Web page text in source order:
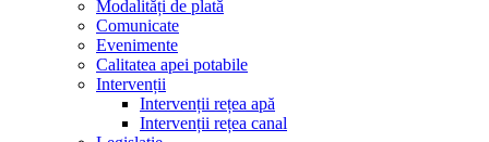
Modalități de plată
Comunicate
Evenimente
Calitatea apei potabile
Intervenții
Intervenții rețea apă
Intervenții rețea canal